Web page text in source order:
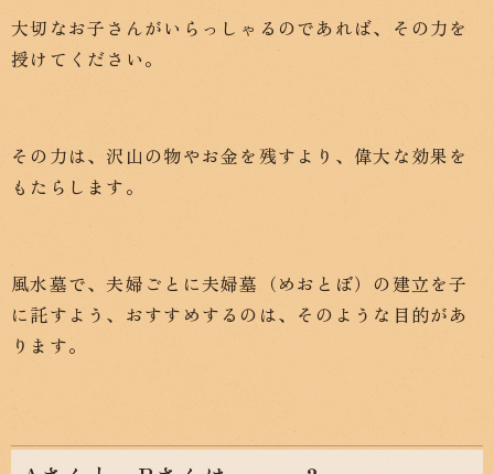
大切なお子さんがいらっしゃるのであれば、その力を
授けてください。
その力は、沢山の物やお金を残すより、偉大な効果を
もたらします。
風水墓で、夫婦ごとに夫婦墓（めおとぼ）の建立を子
に託すよう、おすすめするのは、そのような目的があ
ります。